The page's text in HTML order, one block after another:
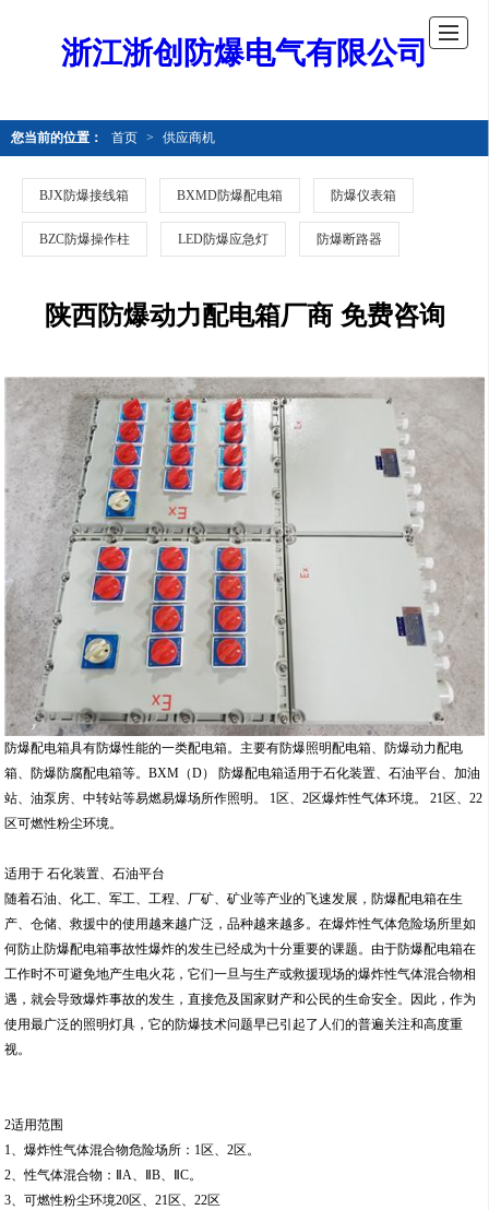
浙江浙创防爆电气有限公司
您当前的位置： 首页 > 供应商机
BJX防爆接线箱 BXMD防爆配电箱 防爆仪表箱
BZC防爆操作柱 LED防爆应急灯 防爆断路器
陕西防爆动力配电箱厂商 免费咨询
防爆配电箱具有防爆性能的一类配电箱。主要有防爆照明配电箱、防爆动力配电
箱、防爆防腐配电箱等。BXM（D） 防爆配电箱适用于石化装置、石油平台、加油
站、油泵房、中转站等易燃易爆场所作照明。 1区、2区爆炸性气体环境。 21区、22
区可燃性粉尘环境。
适用于 石化装置、石油平台
随着石油、化工、军工、工程、厂矿、矿业等产业的飞速发展，防爆配电箱在生
产、仓储、救援中的使用越来越广泛，品种越来越多。在爆炸性气体危险场所里如
何防止防爆配电箱事故性爆炸的发生已经成为十分重要的课题。由于防爆配电箱在
工作时不可避免地产生电火花，它们一旦与生产或救援现场的爆炸性气体混合物相
遇，就会导致爆炸事故的发生，直接危及国家财产和公民的生命安全。因此，作为
使用最广泛的照明灯具，它的防爆技术问题早已引起了人们的普遍关注和高度重
视。
2适用范围
1、爆炸性气体混合物危险场所：1区、2区。
2、性气体混合物：ⅡA、ⅡB、ⅡC。
3、可燃性粉尘环境20区、21区、22区